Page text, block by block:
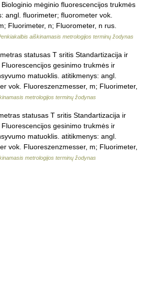
mėginio fluorescencijos trukmės
angl. fluorimeter; fluorometer vok.
Fluorimeter, n; Fluorometer, n rus.
aiškinamasis metrologijos terminų žodynas
statusas T sritis Standartizacija ir
gesinimo trukmės ir
matuoklis. atitikmenys: angl.
vok. Fluoreszenzmesser, m; Fluorimeter,
metrologijos terminų žodynas
statusas T sritis Standartizacija ir
gesinimo trukmės ir
matuoklis. atitikmenys: angl.
vok. Fluoreszenzmesser, m; Fluorimeter,
metrologijos terminų žodynas